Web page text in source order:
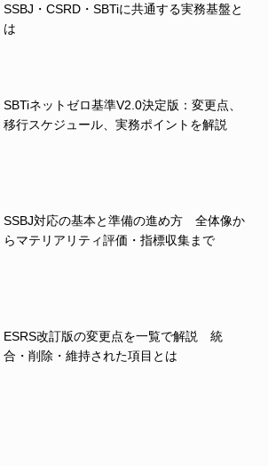
SSBJ・CSRD・SBTiに共通する実務基盤と
は
SBTiネットゼロ基準V2.0決定版：変更点、
移行スケジュール、実務ポイントを解説
SSBJ対応の基本と準備の進め方 全体像か
らマテリアリティ評価・指標収集まで
ESRS改訂版の変更点を一覧で解説 統
合・削除・維持された項目とは